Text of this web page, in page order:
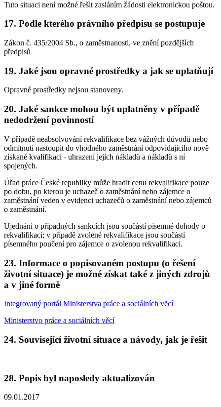
Tuto situaci není možné řešit zasláním žádosti elektronickou poštou.
17. Podle kterého právního předpisu se postupuje
Zákon č. 435/2004 Sb., o zaměstnanosti, ve znění pozdějších
předpisů
19. Jaké jsou opravné prostředky a jak se uplatňují
Opravné prostředky nejsou stanoveny.
20. Jaké sankce mohou být uplatněny v případě
nedodržení povinností
V případě neabsolvování rekvalifikace bez vážných důvodů nebo
odmítnutí nastoupit do vhodného zaměstnání odpovídajícího nově
získané kvalifikaci - uhrazení jejích nákladů a nákladů s ní
spojených.
Úřad práce České republiky může hradit cenu rekvalifikace pouze
po dobu, po kterou je uchazeč o zaměstnání nebo zájemce o
zaměstnání veden v evidenci uchazečů o zaměstnání nebo zájemců
o zaměstnání.
Ujednání o případných sankcích jsou součástí písemné dohody o
rekvalifikaci; v případě zvolené rekvalifikace jsou součástí
písemného poučení pro zájemce o zvolenou rekvalifikaci.
23. Informace o popisovaném postupu (o řešení
životní situace) je možné získat také z jiných zdrojů
a v jiné formě
Integrovaný portál Ministerstva práce a sociálních věcí
Ministerstvo práce a sociálních věcí
24. Související životní situace a návody, jak je řešit
28. Popis byl naposledy aktualizován
09.01.2017